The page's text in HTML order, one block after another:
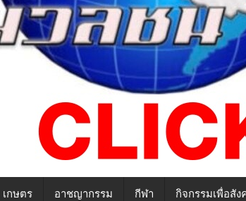
เกษตร อาชญากรรม กีฬา กิจกรรมเพื่อสัง